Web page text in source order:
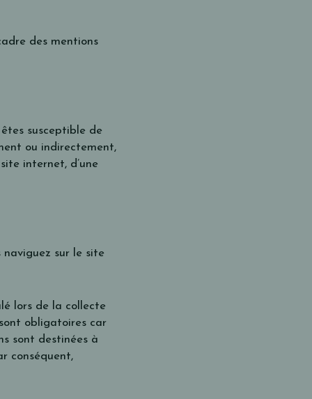
des mentions
susceptible de
ou indirectement,
internet, d’une
naviguez sur le site
lors de la collecte
obligatoires car
sont destinées à
conséquent,